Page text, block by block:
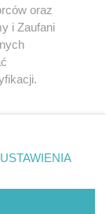
portali
z nami
oraz
i Zaufani
zgody
takiemu
USTAWIENIA